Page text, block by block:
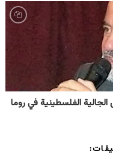
الفلسطينية في روما